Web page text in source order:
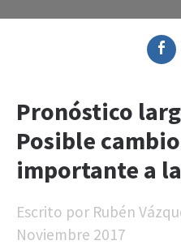
Pronóstico
Posible
importante a
Escrito por Rubén
Noviembre 2017